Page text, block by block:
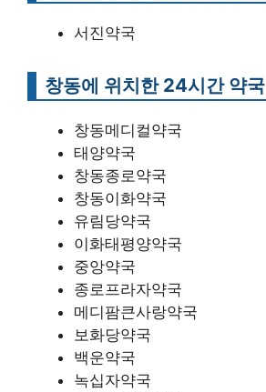
서진약국
창동에 위치한 24시간 약국
창동메디컬약국
태양약국
창동종로약국
창동이화약국
유림당약국
이화태평양약국
중앙약국
종로프라자약국
메디팜큰사랑약국
보화당약국
백운약국
녹십자약국